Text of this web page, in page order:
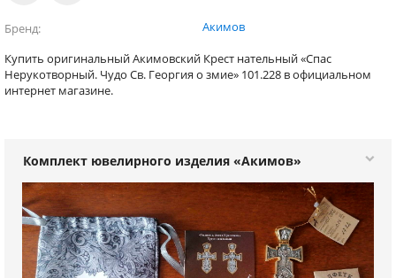
Бренд Акимов
Купить оригинальный Акимовский Крест нательный «Спас
Нерукотворный. Чудо Cв. Георгия о змие» 101.228 в официальном
интернет магазине.
Комплект ювелирного изделия «Акимов»